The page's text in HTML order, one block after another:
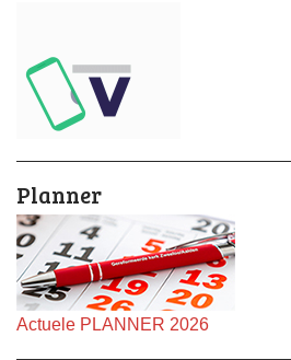
Planner
Actuele PLANNER 2026